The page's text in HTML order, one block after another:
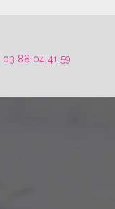
03 88 04 41 59